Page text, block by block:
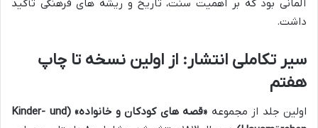
آلمانی بود که بر اهمیت سنت، تاریخ و ریشه های فرهنگی تأکید
داشت.
سیر تکاملی انتشار: از اولین نسخه تا چاپ
هفتم
اولین جلد از مجموعه
«قصه های کودکان و خانواده» (Kinder- und